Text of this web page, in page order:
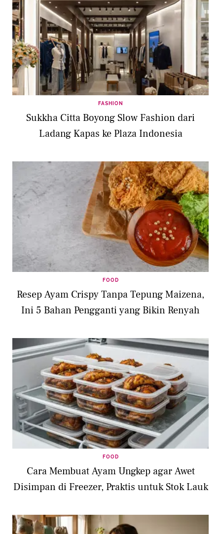
FASHION
Sukkha Citta Boyong Slow Fashion dari
Ladang Kapas ke Plaza Indonesia
FOOD
Resep Ayam Crispy Tanpa Tepung Maizena,
Ini 5 Bahan Pengganti yang Bikin Renyah
FOOD
Cara Membuat Ayam Ungkep agar Awet
Disimpan di Freezer, Praktis untuk Stok Lauk